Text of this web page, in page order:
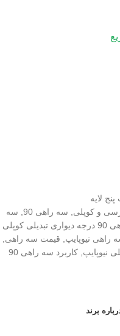
لایه
و کوپلی سه راهی 90
سه
سه راهی 90 درجه دیواری تبدیلی کوپلی
راهی نیوپایپ قیمت سه راهی
کاربرد سه راهی 90
برند